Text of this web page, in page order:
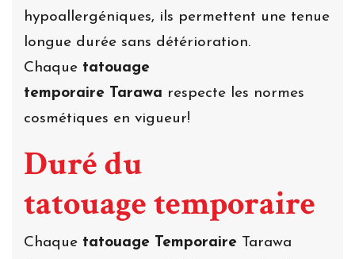
hypoallergéniques, ils permettent une tenue
longue durée sans détérioration.
Chaque tatouage
temporaire Tarawa respecte les normes
cosmétiques en vigueur!
Duré du
tatouage temporaire
Chaque tatouage Temporaire Tarawa